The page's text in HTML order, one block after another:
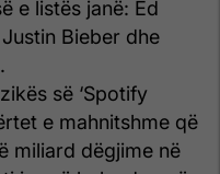
e listës janë: Ed
Bieber dhe
së ‘Spotify
e mahnitshme që
miliard dëgjime në